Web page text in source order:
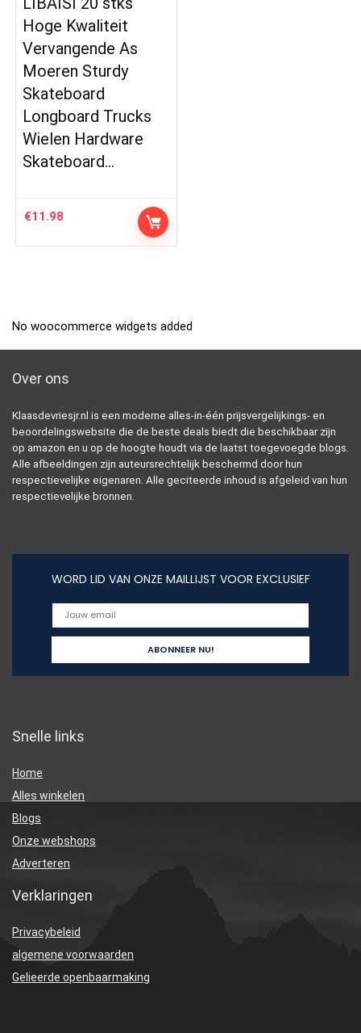
Hoge Kwaliteit
Vervangende As
Moeren Sturdy
Skateboard
Longboard Trucks
Wielen Hardware
Skateboard…
€11.98
No woocommerce widgets added
Over ons
Klaasdevriesjr.nl is een moderne alles-in-één prijsvergelijkings- en
beoordelingswebsite die de beste deals biedt die beschikbaar zijn
op amazon en u op de hoogte houdt via de laatst toegevoegde blogs.
Alle afbeeldingen zijn auteursrechtelijk beschermd door hun
respectievelijke eigenaren. Alle geciteerde inhoud is afgeleid van hun
respectievelijke bronnen.
WORD LID VAN ONZE MAILLIJST VOOR EXCLUSIEF
Snelle links
Home
Alles winkelen
Blogs
Onze webshops
Adverteren
Verklaringen
Privacybeleid
algemene voorwaarden
Gelieerde openbaarmaking